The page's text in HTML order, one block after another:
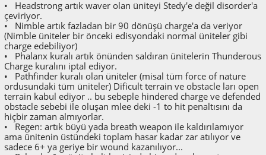
• Headstrong artık waver olan üniteyi Stedy'e değil disorder'a
çeviriyor.
• Nimble artık fazladan bir 90 dönüşü charge'a da veriyor
(Nimble üniteler bir önceki edisyondaki normal üniteler gibi
charge edebiliyor)
• Phalanx kuralı artık önünden saldıran ünitelerin Thunderous
Charge kuralını iptal ediyor.
• Pathfinder kuralı olan üniteler (misal tüm force of nature
ordusundaki tüm üniteler) Dificult terrain ve obstacle ları open
terrain kabul ediyor .. bu sebeple hindered charge ve defended
obstacle sebebi ile oluşan mlee deki -1 to hit penaltısını da
hiçbir zaman almıyorlar.
• Regen: artık büyü yada breath weapon ile kaldırılamıyor
ama ünitenin üstündeki toplam hasar kadar zar atılıyor ve
sadece 6+ ya geriye bir wound kazanılıyor...